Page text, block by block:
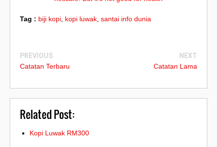
Tag : biji kopi kopi luwak santai info dunia
PREVIOUS
Catatan Terbaru
NEXT
Catatan Lama
Related Post:
Kopi Luwak RM300